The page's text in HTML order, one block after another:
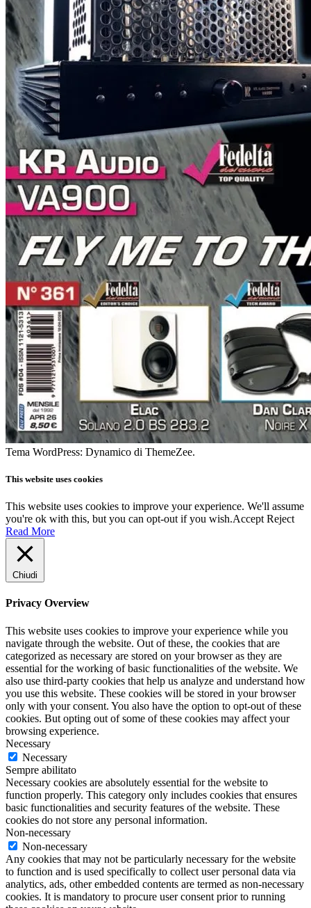
Tema WordPress: Dynamico di ThemeZee.
This website uses cookies
This website uses cookies to improve your experience. We'll assume
you're ok with this, but you can opt-out if you wish.Accept Reject
Read More
Chiudi
Privacy Overview
This website uses cookies to improve your experience while you
navigate through the website. Out of these, the cookies that are
categorized as necessary are stored on your browser as they are
essential for the working of basic functionalities of the website. We
also use third-party cookies that help us analyze and understand how
you use this website. These cookies will be stored in your browser
only with your consent. You also have the option to opt-out of these
cookies. But opting out of some of these cookies may affect your
browsing experience.
Necessary
Necessary
Sempre abilitato
Necessary cookies are absolutely essential for the website to
function properly. This category only includes cookies that ensures
basic functionalities and security features of the website. These
cookies do not store any personal information.
Non-necessary
Non-necessary
Any cookies that may not be particularly necessary for the website
to function and is used specifically to collect user personal data via
analytics, ads, other embedded contents are termed as non-necessary
cookies. It is mandatory to procure user consent prior to running